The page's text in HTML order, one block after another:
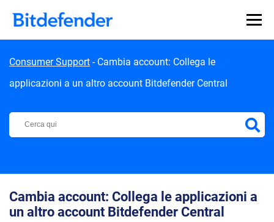
Consumer Support - Cambia account: Collega le
applicazioni a un altro account Bitdefender Central
Centro di Supporto Bitdefender
Cambia account: Collega le applicazioni a
un altro account Bitdefender Central